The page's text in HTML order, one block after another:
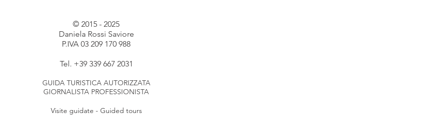
© 2015 - 2025
Daniela Rossi Saviore
P.IVA 03 209 170 988
Tel. +39 339 667 2031
GUIDA TURISTICA AUTORIZZATA
GIORNALISTA PROFESSIONISTA
Visite guidate - Guided tours